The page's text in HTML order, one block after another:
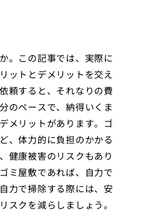
。この記事では、実際に
ットとデメリットを交え
頼すると、それなりの費
のペースで、納得いくま
メリットがあります。ゴ
、体力的に負担のかかる
健康被害のリスクもあり
ミ屋敷であれば、自力で
力で掃除する際には、安
クを減らしましょう。